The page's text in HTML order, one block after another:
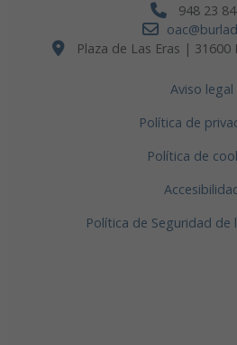
948 23
Plaza de Las Eras | 31600
Aviso legal
Política de
Política de
Política de Seguridad de